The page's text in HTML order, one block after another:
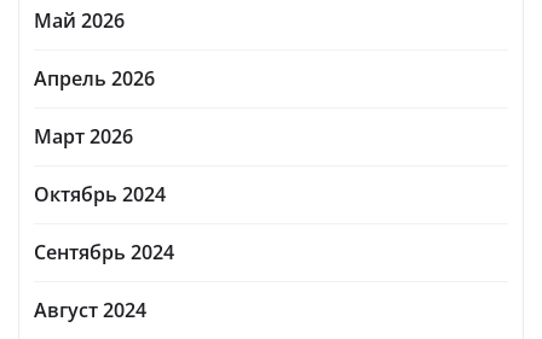
Май 2026
Апрель 2026
Март 2026
Октябрь 2024
Сентябрь 2024
Август 2024